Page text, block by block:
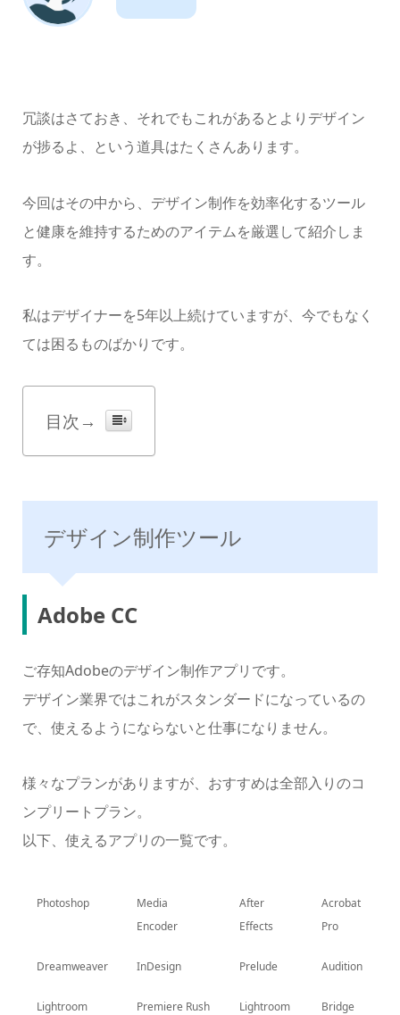
冗談はさておき、それでもこれがあるとよりデザイン
が捗るよ、という道具はたくさんあります。
今回はその中から、デザイン制作を効率化するツール
と健康を維持するためのアイテムを厳選して紹介しま
す。
私はデザイナーを5年以上続けていますが、今でもなく
ては困るものばかりです。
目次→
デザイン制作ツール
Adobe CC
ご存知Adobeのデザイン制作アプリです。
デザイン業界ではこれがスタンダードになっているの
で、使えるようにならないと仕事になりません。
様々なプランがありますが、おすすめは全部入りのコ
ンプリートプラン。
以下、使えるアプリの一覧です。
Photoshop
Media
Encoder
After
Effects
Acrobat
Pro
Dreamweaver InDesign Prelude Audition
Lightroom
Premiere Rush Lightroom Bridge